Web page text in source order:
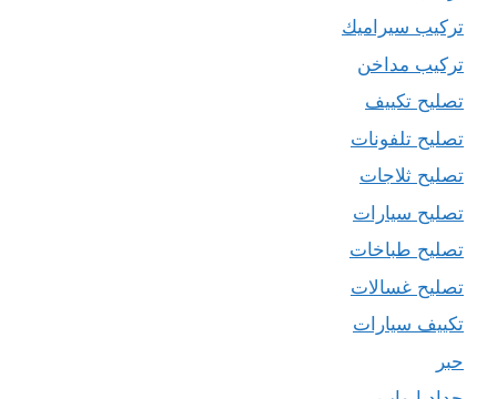
تركيب سيراميك
تركيب مداخن
تصليح تكييف
تصليح تلفونات
تصليح ثلاجات
تصليح سيارات
تصليح طباخات
تصليح غسالات
تكييف سيارات
حبر